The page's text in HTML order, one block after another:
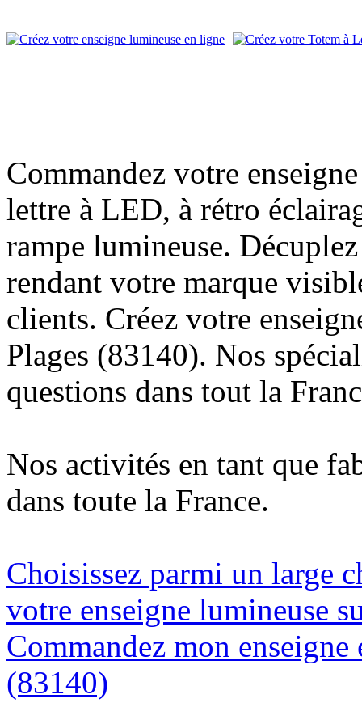
Commandez votre
lettre à LED, à rétro
rampe lumineuse.
rendant votre marque
clients. Créez votre
Plages (83140). Nos
questions dans tout la
Nos activités en tant que
dans toute la France.
Choisissez parmi un large
votre enseigne lumineuse
Commandez mon
(83140)